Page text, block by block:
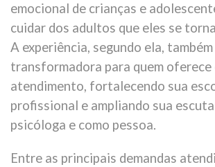
emocional de crianças e
cuidar dos adultos que eles se
A experiência, segundo ela, também
transformadora para quem oferece
atendimento, fortalecendo sua
profissional e ampliando sua
psicóloga e como pessoa.
Entre as principais demandas